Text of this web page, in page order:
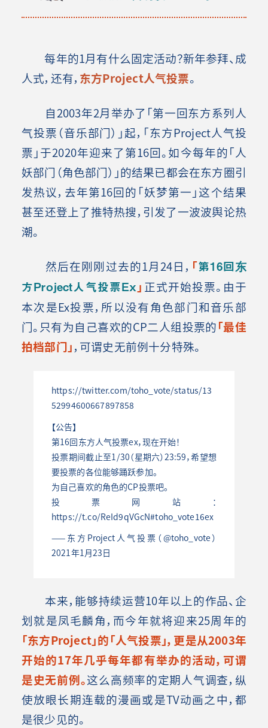
每年的1月有什么固定活动？新年参拜、成
人式，还有， 东方Project人气投票。
自2003年2月举办了「第一回东方系列人
气投票（音乐部门）」起，「东方Project人气投
票」于2020年迎来了第16回。如今每年的「人
妖部门（角色部门）」的结果已都会在东方圈引
发热议，去年第16回的「妖梦第一」这个结果
甚至还登上了推特热搜，引发了一波波舆论热
潮。
然后在刚刚过去的1月24日， 「第16回东
方Project人气投票Ex」 正式开始投票。由于
本次是Ex投票，所以没有角色部门和音乐部
门。只有为自己喜欢的CP二人组投票的「最佳
拍档部门」，可谓史无前例十分特殊。
https://twitter.com/toho_vote/status/13
52994600667897858
【公告】
第16回东方人气投票ex，现在开始！
投票期间截止至1/30（星期六）23:59，希望想
要投票的各位能够踊跃参加。
为自己喜欢的角色的CP投票吧。
投票网站：
https://t.co/ReId9qVGcN#toho_vote16ex
——东方Project人气投票（@toho_vote）
2021年1月23日
本来，能够持续运营10年以上的作品、企
划就是凤毛麟角，而今年就将迎来25周年的
「东方Project」的「人气投票」，更是从2003年
开始的17年几乎每年都有举办的活动，可谓
是史无前例。这么高频率的定期人气调查，纵
使放眼长期连载的漫画或是TV动画之中，都
是很少见的。